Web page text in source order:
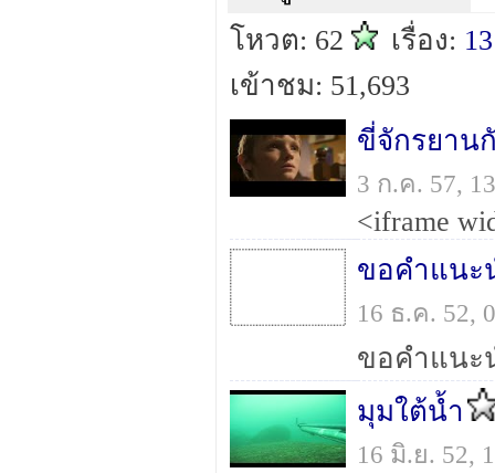
โหวต: 62 เรื่อง: 13
เข้าชม: 51,693
ขี่จักรยาน
3 ก.ค. 57,
ขอคำแนะ
16 ธ.ค. 52,
มุมใต้น้ำ
16 มิ.ย. 52,